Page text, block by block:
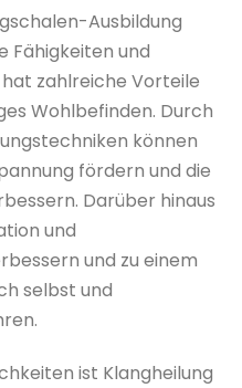
Ausbildung
Fähigkeiten und
zahlreiche Vorteile
Wohlbefinden. Durch
können
fördern und die
Darüber hinaus
und
und zu einem
selbst und
ist Klangheilung